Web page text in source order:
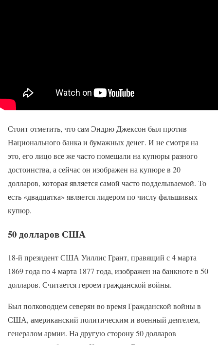
Стоит отметить, что сам Эндрю Джексон был против
Национального банка и бумажных денег. И не смотря на
это, его лицо все же часто помещали на купюры разного
достоинства, а сейчас он изображен на купюре в 20
долларов, которая является самой часто подделываемой. То
есть «двадцатка» является лидером по числу фальшивых
купюр.
50 долларов США
18-й президент США Уиллис Грант, правящий с 4 марта
1869 года по 4 марта 1877 года, изображен на банкноте в 50
долларов. Считается героем гражданской войны.
Был полководцем северян во время Гражданской войны в
США, американский политическим и военный деятелем,
генералом армии. На другую сторону 50 долларов